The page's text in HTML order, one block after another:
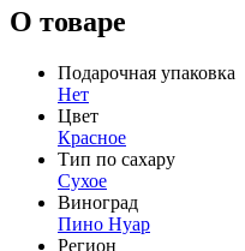
О товаре
Подарочная упаковка
Нет
Цвет
Красное
Тип по сахару
Сухое
Виноград
Пино Нуар
Регион